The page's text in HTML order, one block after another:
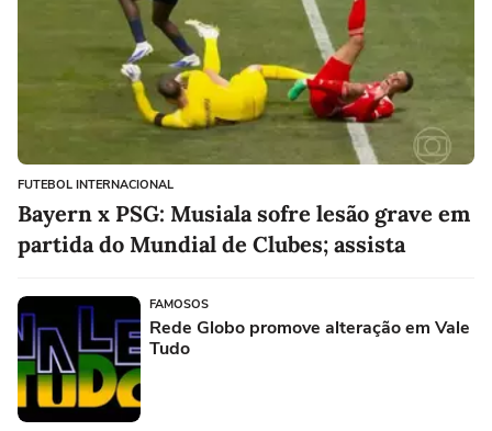
FUTEBOL INTERNACIONAL
Bayern x PSG: Musiala sofre lesão grave em
partida do Mundial de Clubes; assista
FAMOSOS
Rede Globo promove alteração em Vale
Tudo